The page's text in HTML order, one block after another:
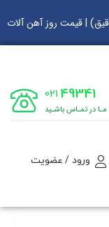
| قیمت روز آهن آلات
49341
021
مـا در تمـاس باشـید
ورود / عضویت